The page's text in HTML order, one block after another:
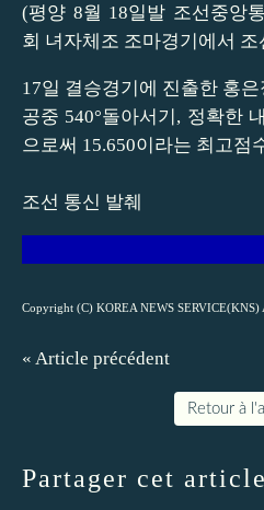
(평양 8월 18일발 조선중앙
회 녀자체조 조마경기에서
17일 결승경기에 진출한 홍
공중 540°돌아서기, 정확한
으로써 15.650이라는 최고점
조선 통신 발췌
Copyright (C) KOREA NEWS SERVICE(KNS)
« Article précédent
Retour à
Partager cet article